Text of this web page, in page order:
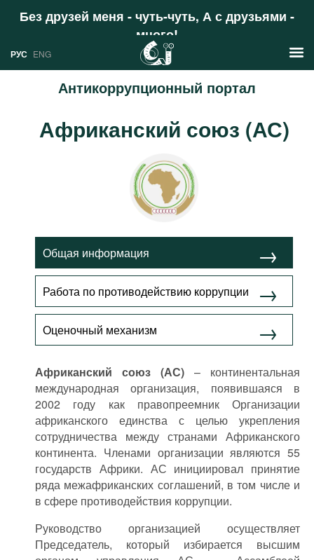
Без друзей меня - чуть-чуть, А с друзьями -
много!
Поддержать
РУС ENG
Антикоррупционный портал
Аналитика
Литература
Сайты
Документы международных
организаций
Фильмы
Книжная полка
О проекте
Африканский союз (АС)
Общая информация
Работа по противодействию коррупции
Оценочный механизм
Африканский союз (АС) – континентальная
международная организация, появившаяся в
2002 году как правопреемник Организации
африканского единства с целью укрепления
сотрудничества между странами Африканского
континента. Членами организации являются 55
государств Африки. АС инициировал принятие
ряда межафриканских соглашений, в том числе и
в сфере противодействия коррупции.
Руководство организацией осуществляет
Председатель, который избирается высшим